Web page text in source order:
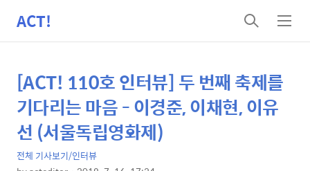
ACT!
검
색
메
뉴
상
세
컨
텐
츠
본
문
제
목
[ACT! 110호 인터뷰] 두 번째 축제를
기다리는 마음 - 이경준, 이채현, 이유
선 (서울독립영화제)
전체 기사보기/인터뷰